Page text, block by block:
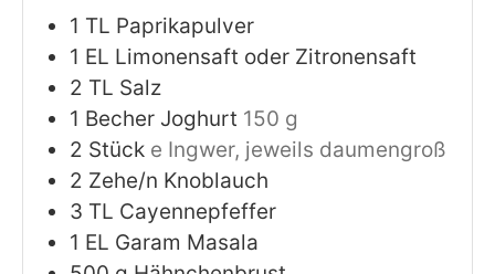
1 TL Paprikapulver
1 EL Limonensaft oder Zitronensaft
2 TL Salz
1 Becher Joghurt 150 g
2 Stück e Ingwer, jeweils daumengroß
2 Zehe/n Knoblauch
3 TL Cayennepfeffer
1 EL Garam Masala